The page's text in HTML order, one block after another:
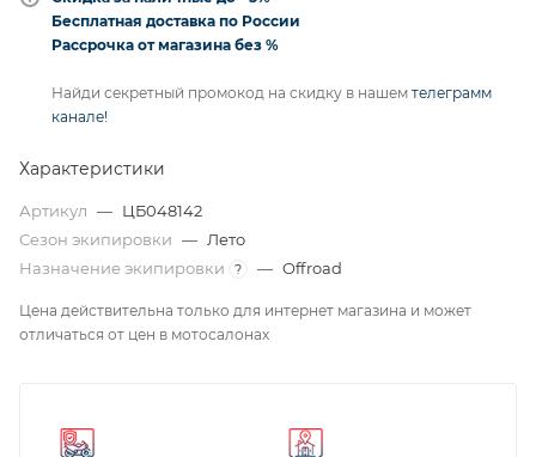
Бесплатная доставка по России
Рассрочка от магазина без %
Найди секретный промокод на скидку в нашем телеграмм
канале!
Характеристики
Артикул — ЦБ048142
Сезон экипировки — Лето
Назначение экипировки
? — Offroad
Цена действительна только для интернет магазина и может
отличаться от цен в мотосалонах